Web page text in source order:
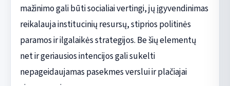
mažinimo gali būti socialiai vertingi, jų įgyvendinimas
reikalauja institucinių resursų, stiprios politinės
paramos ir ilgalaikės strategijos. Be šių elementų
net ir geriausios intencijos gali sukelti
nepageidaujamas pasekmes verslui ir plačiajai